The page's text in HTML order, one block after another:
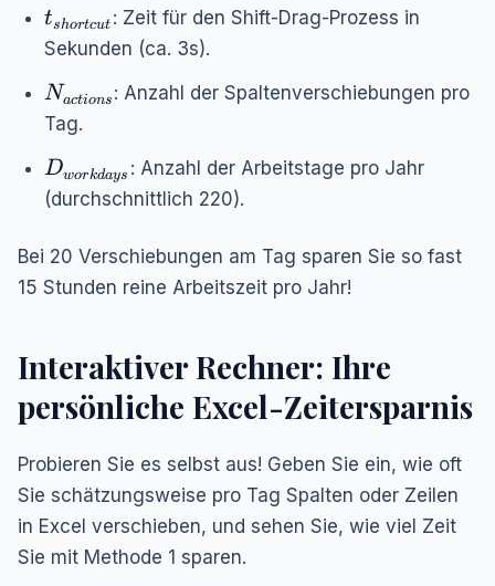
t_{shortcut}
tshortcut : Zeit für den Shift-Drag-Prozess in
Sekunden (ca. 3s).
N_{actions}
Nactions : Anzahl der Spaltenverschiebungen pro
Tag.
D_{workdays}
Dworkdays : Anzahl der Arbeitstage pro Jahr
(durchschnittlich 220).
Bei 20 Verschiebungen am Tag sparen Sie so fast
15 Stunden reine Arbeitszeit pro Jahr!
Interaktiver Rechner: Ihre
persönliche Excel-Zeitersparnis
Probieren Sie es selbst aus! Geben Sie ein, wie oft
Sie schätzungsweise pro Tag Spalten oder Zeilen
in Excel verschieben, und sehen Sie, wie viel Zeit
Sie mit Methode 1 sparen.